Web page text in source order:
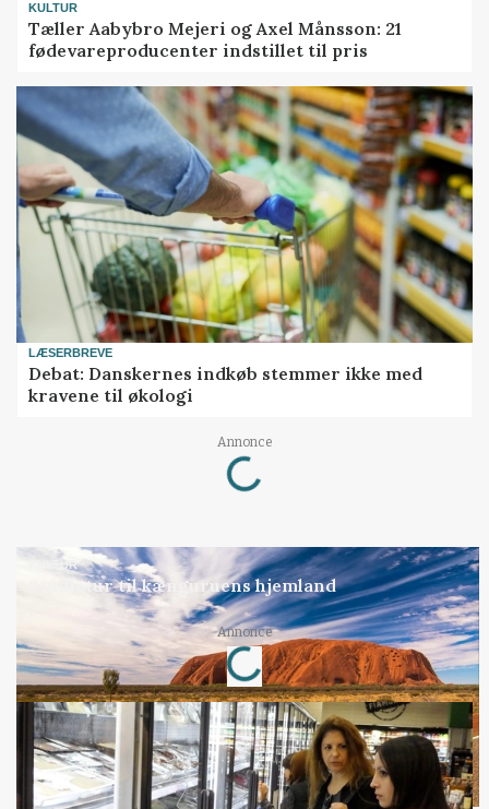
KULTUR
Tæller Aabybro Mejeri og Axel Månsson: 21
fødevareproducenter indstillet til pris
LÆSERBREVE
Debat: Danskernes indkøb stemmer ikke med
kravene til økologi
Annonce
Loading...
KULTUR
Studietur til kænguruens hjemland
Annonce
Loading...